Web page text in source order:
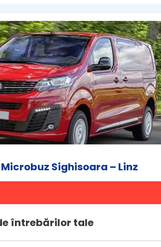
Sighisoara – Linz
întrebărilor tale